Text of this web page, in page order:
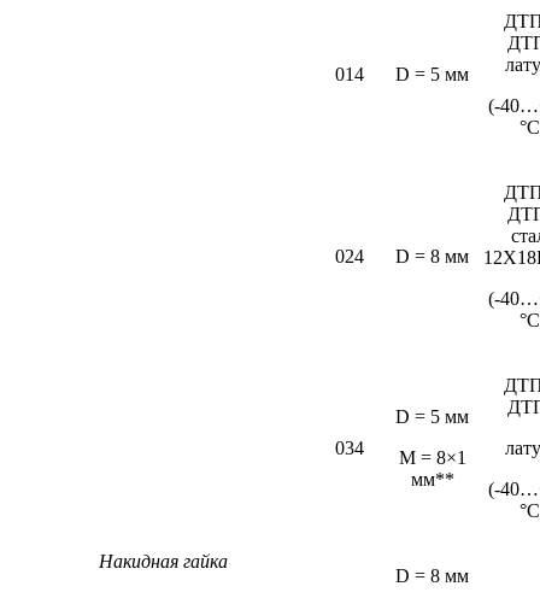
014 D = 5 мм
(-
024 D = 8 мм
(-
Накидная гайка
034
D = 5 мм
М = 8×1
мм**
(-
D = 8 мм